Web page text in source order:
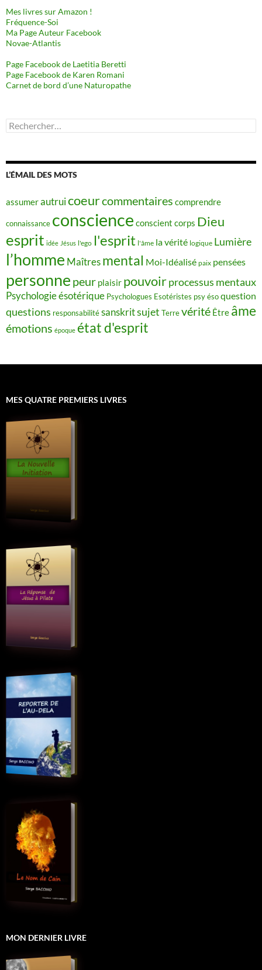
Mes livres sur Amazon !
Fréquence-Soi
Ma Page Auteur Facebook
Novae-Atlantis
Page Facebook de Laetitia Beretti
Page Facebook de Karen Romani
Carnet de bord d’une Naturopathe
Rechercher :
L’ÉMAIL DES MOTS
assumerautruicoeurcommentaires comprendre
connaissance conscience conscient corps Dieu
esprit idée Jésus l'ego l'esprit l'âme la vérité logique Lumière
l’homme Maîtres mental Moi-Idéalisé paix pensées
personne peur plaisir pouvoirprocessus mentaux
Psychologie ésotérique Psychologues Esotéristes psy ésoquestion
questions responsabilitésanskritsujet Terrevérité Être âme
émotions époque état d'esprit
MES QUATRE PREMIERS LIVRES
MON DERNIER LIVRE